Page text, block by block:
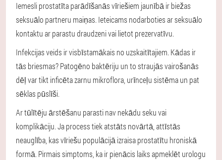
Iemesli prostatīta parādīšanās vīriešiem jaunībā ir biežas
seksuālo partneru maiņas. Ieteicams nodarboties ar seksuālo
kontaktu ar parastu draudzeni vai lietot prezervatīvu.
Infekcijas veids ir visbīstamākais no uzskaitītajiem. Kādas ir
tās briesmas? Patogēno baktēriju un to straujās vairošanās
dēļ var tikt inficēta zarnu mikroflora, urīnceļu sistēma un pat
sēklas pūslīši.
Ar tūlītēju ārstēšanu parasti nav nekādu seku vai
komplikāciju. Ja process tiek atstāts novārtā, attīstās
neauglība, kas vīriešu populācijā izraisa prostatītu hroniskā
formā. Pirmais simptoms, ka ir pienācis laiks apmeklēt urologu